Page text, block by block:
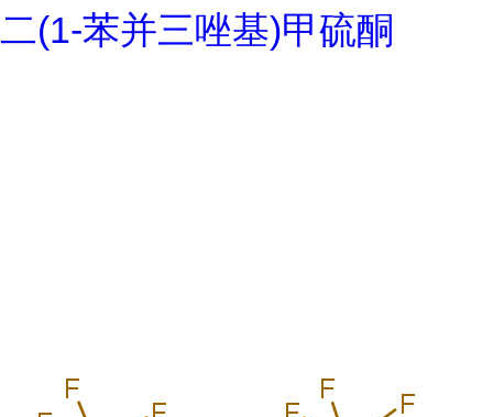
二(1-苯并三唑基)甲硫酮